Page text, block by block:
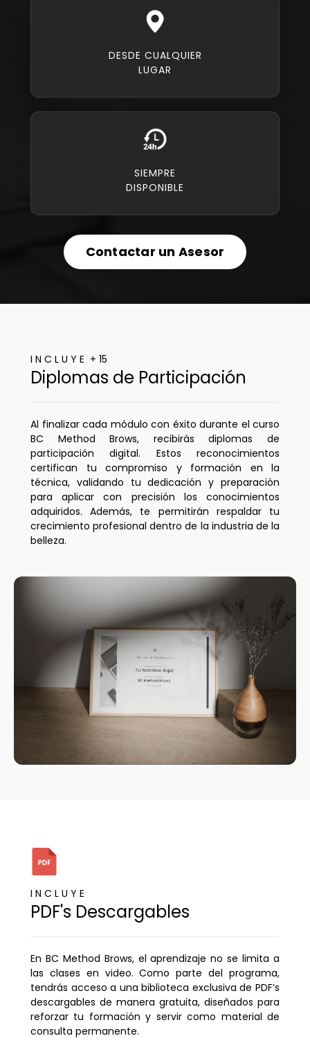
DESDE CUALQUIER
LUGAR
SIEMPRE
DISPONIBLE
Contactar un Asesor
I N C L U Y E + 15
Diplomas de Participación
Al finalizar cada módulo con éxito durante el curso
BC Method Brows, recibirás diplomas de
participación digital. Estos reconocimientos
certifican tu compromiso y formación en la
técnica, validando tu dedicación y preparación
para aplicar con precisión los conocimientos
adquiridos. Además, te permitirán respaldar tu
crecimiento profesional dentro de la industria de la
belleza.
I N C L U Y E
PDF's Descargables
En BC Method Brows, el aprendizaje no se limita a
las clases en video. Como parte del programa,
tendrás acceso a una biblioteca exclusiva de PDF’s
descargables de manera gratuita, diseñados para
reforzar tu formación y servir como material de
consulta permanente.